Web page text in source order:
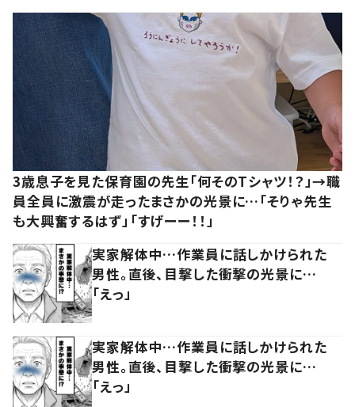
3歳息子を見た保育園の先生「何そのTシャツ！？」→職
員全員に激震が走ったまさかの光景に…「そりゃ先生
も大興奮するはず」「すげーー！！」
実家解体中…作業員に話しかけられた
男性。直後、目撃した衝撃の光景に…
「えっ」
実家解体中…作業員に話しかけられた
男性。直後、目撃した衝撃の光景に…
「えっ」